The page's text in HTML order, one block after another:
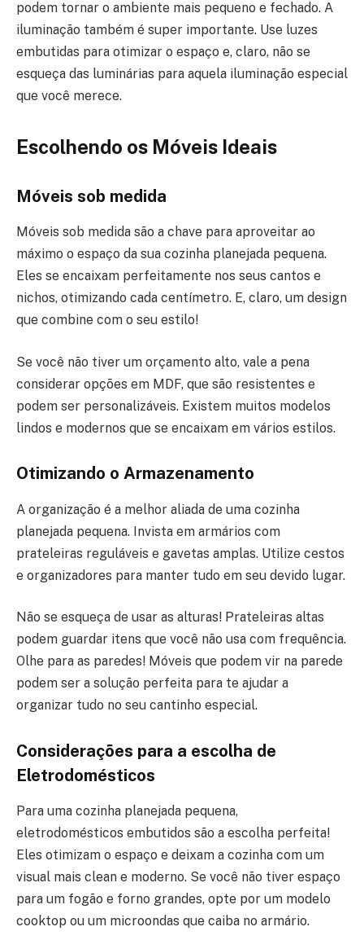
podem tornar o ambiente mais pequeno e fechado. A
iluminação também é super importante. Use luzes
embutidas para otimizar o espaço e, claro, não se
esqueça das luminárias para aquela iluminação especial
que você merece.
Escolhendo os Móveis Ideais
Móveis sob medida
Móveis sob medida são a chave para aproveitar ao
máximo o espaço da sua cozinha planejada pequena.
Eles se encaixam perfeitamente nos seus cantos e
nichos, otimizando cada centímetro. E, claro, um design
que combine com o seu estilo!
Se você não tiver um orçamento alto, vale a pena
considerar opções em MDF, que são resistentes e
podem ser personalizáveis. Existem muitos modelos
lindos e modernos que se encaixam em vários estilos.
Otimizando o Armazenamento
A organização é a melhor aliada de uma cozinha
planejada pequena. Invista em armários com
prateleiras reguláveis e gavetas amplas. Utilize cestos
e organizadores para manter tudo em seu devido lugar.
Não se esqueça de usar as alturas! Prateleiras altas
podem guardar itens que você não usa com frequência.
Olhe para as paredes! Móveis que podem vir na parede
podem ser a solução perfeita para te ajudar a
organizar tudo no seu cantinho especial.
Considerações para a escolha de
Eletrodomésticos
Para uma cozinha planejada pequena,
eletrodomésticos embutidos são a escolha perfeita!
Eles otimizam o espaço e deixam a cozinha com um
visual mais clean e moderno. Se você não tiver espaço
para um fogão e forno grandes, opte por um modelo
cooktop ou um microondas que caiba no armário.